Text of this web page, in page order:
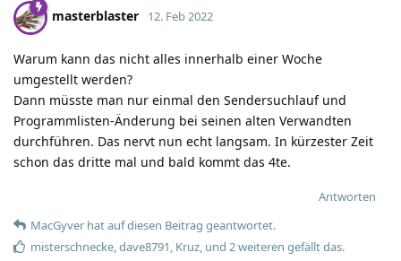
masterblaster 12. Feb 2022
Warum kann das nicht alles innerhalb einer Woche
umgestellt werden?
Dann müsste man nur einmal den Sendersuchlauf und
Programmlisten-Änderung bei seinen alten Verwandten
durchführen. Das nervt nun echt langsam. In kürzester Zeit
schon das dritte mal und bald kommt das 4te.
Antworten
MacGyver hatauf diesen Beitrag geantwortet.
misterschnecke dave8791 Kruz , und 2weiteren gefällt das.